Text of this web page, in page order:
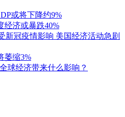
或将下降约9%
经济或暴跌40%
新冠疫情影响 美国经济活动急剧
萎缩3%
球经济带来什么影响？